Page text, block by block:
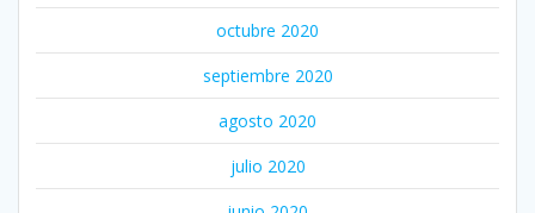
octubre 2020
septiembre 2020
agosto 2020
julio 2020